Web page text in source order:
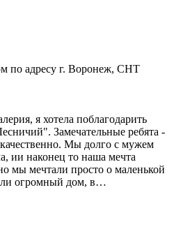
по адресу г. Воронеж, СНТ
я хотела поблагодарить
Замечательные ребята -
Мы долго с мужем
ии наконец то наша мечта
мы мечтали просто о маленькой
огромный дом, в…